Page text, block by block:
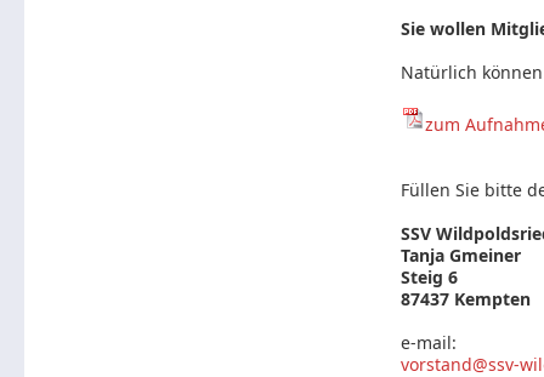
Sie wollen
Natürlich
zum
Füllen Sie bitte
SSV
Tanja Gmeiner
Steig 6
87437 Kempten
e-mail:
vorstand@ssv-